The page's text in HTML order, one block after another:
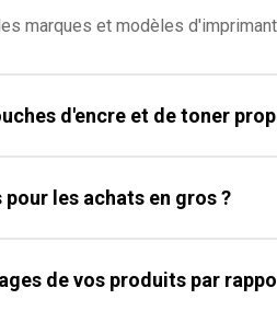
marques et modèles
d'encre et de toner
les achats en gros ?
de vos produits par